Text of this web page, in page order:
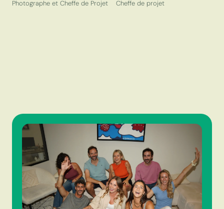
Photographe et Cheffe de Projet Cheffe de projet